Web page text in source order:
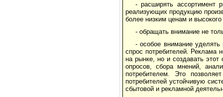
- расширять ассортимент
реализующих продукцию
более низким ценам и высокого
- обращать внимание не
- особое внимание
спрос потребителей. Реклама
на рынке, но и создавать
опросов, сбора мнений,
потребителем. Это
потребителей устойчивую
сбытовой и рекламной